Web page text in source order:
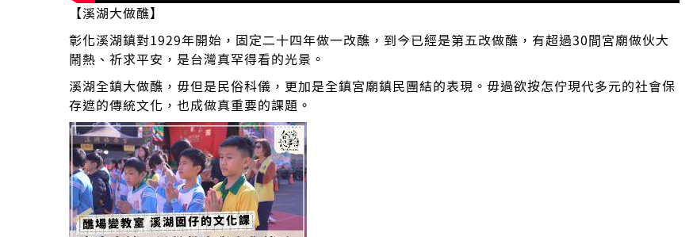
【溪湖大做醮】
彰化溪湖鎮對1929年開始，固定二十四年做一改醮，到今已經是第五改做醮，有超過30間宮廟做伙大
鬧熱、祈求平安，是台灣真罕得看的光景。
溪湖全鎮大做醮，毋但是民俗科儀，更加是全鎮宮廟鎮民團結的表現。毋過欲按怎佇現代多元的社會保
存遮的傳統文化，也成做真重要的課題。